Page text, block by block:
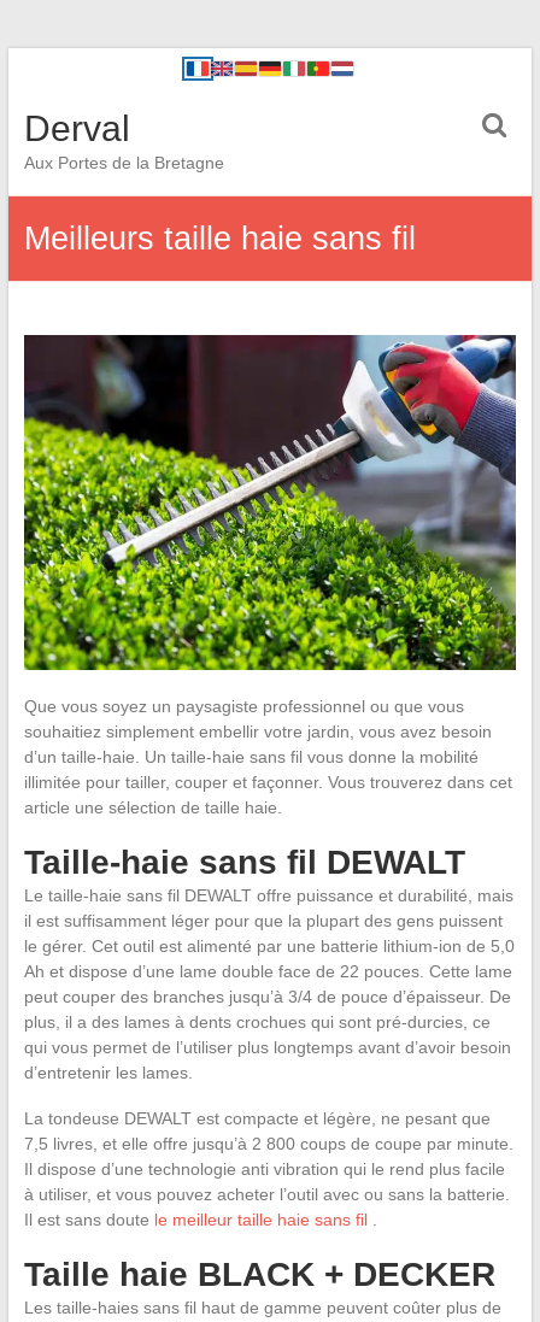
Derval
Aux Portes de la Bretagne
Meilleurs taille haie sans fil
Que vous soyez un paysagiste professionnel ou que vous
souhaitiez simplement embellir votre jardin, vous avez besoin
d’un taille-haie. Un taille-haie sans fil vous donne la mobilité
illimitée pour tailler, couper et façonner. Vous trouverez dans cet
article une sélection de taille haie.
Taille-haie sans fil DEWALT
Le taille-haie sans fil DEWALT offre puissance et durabilité, mais
il est suffisamment léger pour que la plupart des gens puissent
le gérer. Cet outil est alimenté par une batterie lithium-ion de 5,0
Ah et dispose d’une lame double face de 22 pouces. Cette lame
peut couper des branches jusqu’à 3/4 de pouce d’épaisseur. De
plus, il a des lames à dents crochues qui sont pré-durcies, ce
qui vous permet de l’utiliser plus longtemps avant d’avoir besoin
d’entretenir les lames.
La tondeuse DEWALT est compacte et légère, ne pesant que
7,5 livres, et elle offre jusqu’à 2 800 coups de coupe par minute.
Il dispose d’une technologie anti vibration qui le rend plus facile
à utiliser, et vous pouvez acheter l’outil avec ou sans la batterie.
Il est sans doute le meilleur taille haie sans fil.
Taille haie BLACK + DECKER
Les taille-haies sans fil haut de gamme peuvent coûter plus de